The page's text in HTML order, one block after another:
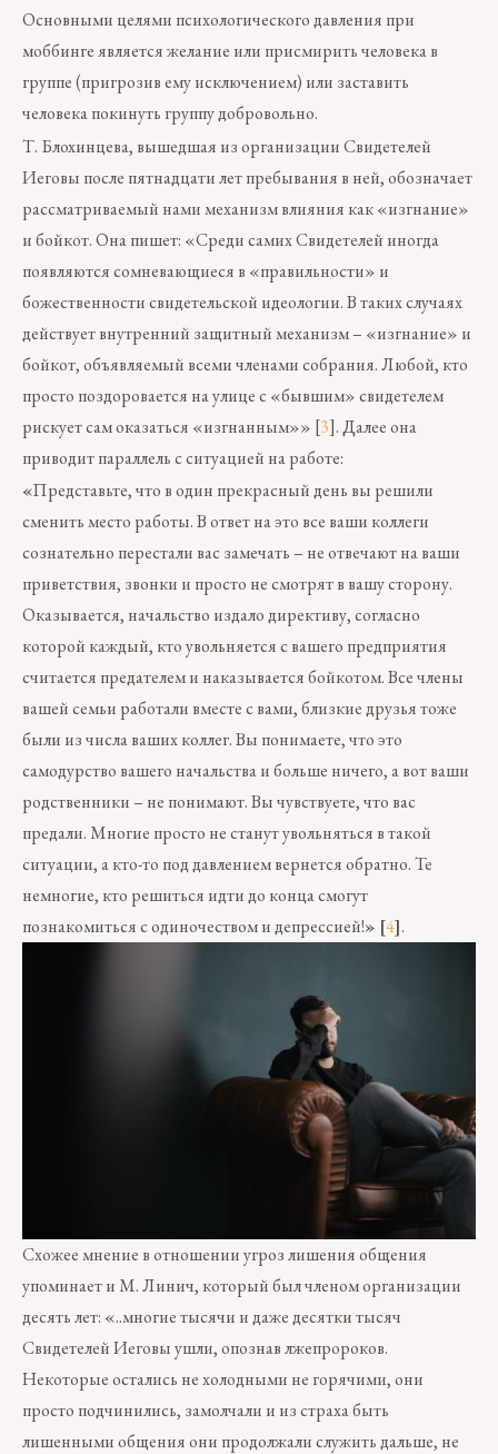
Основными целями психологического давления при
моббинге является желание или присмирить человека в
группе (пригрозив ему исключением) или заставить
человека покинуть группу добровольно.
Т. Блохинцева, вышедшая из организации Свидетелей
Иеговы после пятнадцати лет пребывания в ней, обозначает
рассматриваемый нами механизм влияния как «изгнание»
и бойкот. Она пишет: «Среди самих Свидетелей иногда
появляются сомневающиеся в «правильности» и
божественности свидетельской идеологии. В таких случаях
действует внутренний защитный механизм – «изгнание» и
бойкот, объявляемый всеми членами собрания. Любой, кто
просто поздоровается на улице с «бывшим» свидетелем
рискует сам оказаться «изгнанным»» [3]. Далее она
приводит параллель с ситуацией на работе:
«Представьте, что в один прекрасный день вы решили
сменить место работы. В ответ на это все ваши коллеги
сознательно перестали вас замечать – не отвечают на ваши
приветствия, звонки и просто не смотрят в вашу сторону.
Оказывается, начальство издало директиву, согласно
которой каждый, кто увольняется с вашего предприятия
считается предателем и наказывается бойкотом. Все члены
вашей семьи работали вместе с вами, близкие друзья тоже
были из числа ваших коллег. Вы понимаете, что это
самодурство вашего начальства и больше ничего, а вот ваши
родственники – не понимают. Вы чувствуете, что вас
предали. Многие просто не станут увольняться в такой
ситуации, а кто-то под давлением вернется обратно. Те
немногие, кто решиться идти до конца смогут
познакомиться с одиночеством и депрессией!» [4].
Схожее мнение в отношении угроз лишения общения
упоминает и М. Линич, который был членом организации
десять лет: «..многие тысячи и даже десятки тысяч
Свидетелей Иеговы ушли, опознав лжепророков.
Некоторые остались не холодными не горячими, они
просто подчинились, замолчали и из страха быть
лишенными общения они продолжали служить дальше, не